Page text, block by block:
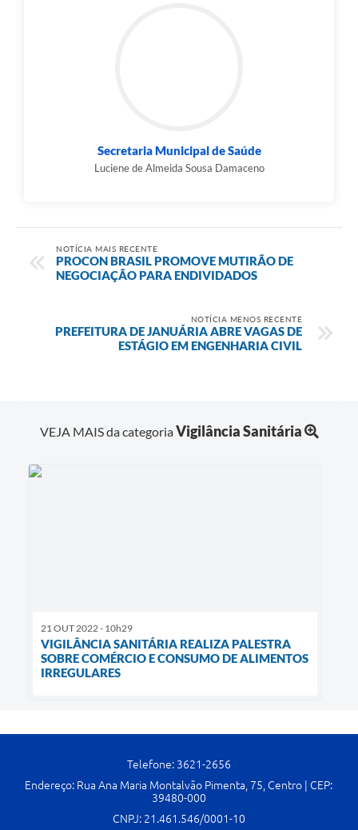
Secretaria Municipal de Saúde
Luciene de Almeida Sousa Damaceno
NOTÍCIA MAIS RECENTE
PROCON BRASIL PROMOVE MUTIRÃO DE
NEGOCIAÇÃO PARA ENDIVIDADOS
NOTÍCIA MENOS RECENTE
PREFEITURA DE JANUÁRIA ABRE VAGAS DE
ESTÁGIO EM ENGENHARIA CIVIL
VEJA MAIS da categoriaVigilância Sanitária
21 OUT 2022 - 10h29
VIGILÂNCIA SANITÁRIA REALIZA PALESTRA
SOBRE COMÉRCIO E CONSUMO DE ALIMENTOS
IRREGULARES
Telefone: 3621-2656
Endereço: Rua Ana Maria Montalvão Pimenta, 75, Centro | CEP:
39480-000
CNPJ: 21.461.546/0001-10